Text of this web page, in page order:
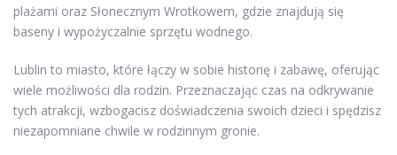
plażami oraz Słonecznym Wrotkowem, gdzie znajdują się
baseny i wypożyczalnie sprzętu wodnego.
Lublin to miasto, które łączy w sobie historię i zabawę, oferując
wiele możliwości dla rodzin. Przeznaczając czas na odkrywanie
tych atrakcji, wzbogacisz doświadczenia swoich dzieci i spędzisz
niezapomniane chwile w rodzinnym gronie.